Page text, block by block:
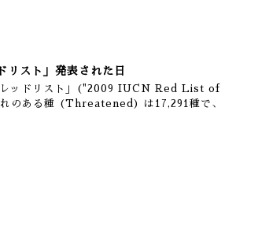
スト」発表された日
レッドリスト」("2009 IUCN Red List of
のある種 (Threatened) は17,291種で、